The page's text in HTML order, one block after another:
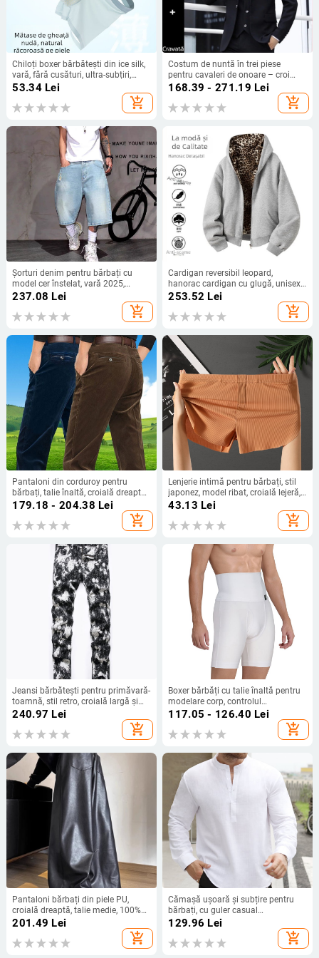
Chiloți boxer bărbătești din ice silk,
vară, fără cusături, ultra-subțiri,
respirabili, antibacterieni, mărimi
53.34Lei
add_shopping_cart
Costum de nuntă în trei piese
pentru cavaleri de onoare – croi
slim, nasturi pe un rând, rever plat,
168.39 - 271.19 Lei
add_shopping_cart
Șorturi denim pentru bărbați cu
model cer înstelat, vară 2025,
croială dreaptă lejeră, lungime până
237.08 Lei
add_shopping_cart
Cardigan reversibil leopard,
hanorac cardigan cu glugă, unisex,
toamnă, croială lejeră, fermoar,
253.52 Lei
add_shopping_cart
Pantaloni din corduroy pentru
bărbați, talie înaltă, croială dreaptă
lejeră, casual toamna-iarna
179.18 - 204.38 Lei
add_shopping_cart
Lenjerie intimă pentru bărbați, stil
japonez, model ribat, croială lejeră,
material ice-silk, boxeri
43.13 Lei
add_shopping_cart
Jeansi bărbătești pentru primăvară-
toamnă, stil retro, croială largă și
dreaptă, denim lavat subțire
240.97 Lei
add_shopping_cart
Boxer bărbăți cu talie înaltă pentru
modelare corp, controlul
abdomenului și ridicarea feselor,
117.05 - 126.40 Lei
add_shopping_cart
Pantaloni bărbați din piele PU,
croială dreaptă, talie medie, 100%
piele artificială, culoare uni
201.49 Lei
add_shopping_cart
Cămașă ușoară și subțire pentru
bărbați, cu guler casual
transfrontalier, Li Shan, cu jumătate
de ușă, culoare solidă, cu mânecă
lungă, WISH, cu căptușeală din
129.96 Lei
add_shopping_cart